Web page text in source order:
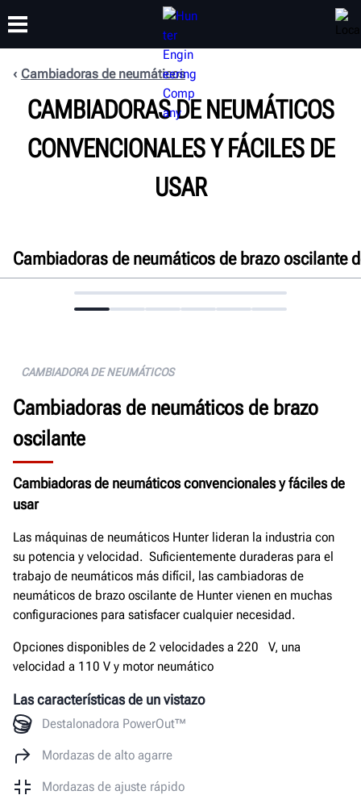
PRODUCTOS SOPORTE
CAPACITACIÓN
ACERCA DE
Cambiadoras de neumáticos
CAMBIADORAS DE NEUMÁTICOS
CONVENCIONALES Y FÁCILES DE
USAR
Cambiadoras de neumáticos de brazo oscilante
Características
Docs.
Obtenga un presupuesto gratuito
CAMBIADORA DE NEUMÁTICOS
Cambiadoras de neumáticos de brazo
oscilante
Cambiadoras de neumáticos convencionales y fáciles de
usar
Las máquinas de neumáticos Hunter lideran la industria con
su potencia y velocidad. Suficientemente duraderas para el
trabajo de neumáticos más difícil, las cambiadoras de
neumáticos de brazo oscilante de Hunter vienen en muchas
configuraciones para satisfacer cualquier necesidad.
Opciones disponibles de 2 velocidades a 220 V, una
velocidad a 110 V y motor neumático
Las características de un vistazo
Destalonadora PowerOut™
Mordazas de alto agarre
Mordazas de ajuste rápido